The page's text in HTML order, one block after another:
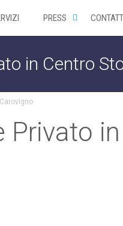
PRESS
in Centro
Privato